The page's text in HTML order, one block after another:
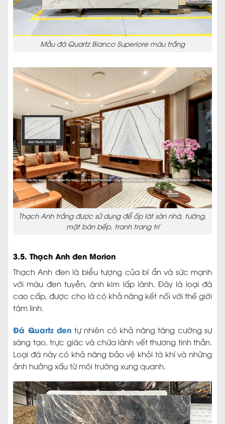
Mẫu đá Quartz Bianco Superiore màu trắng
Thạch Anh trắng được sử dụng để ốp lát sàn nhà, tường,
mặt bàn bếp, tranh trang trí
3.5. Thạch Anh đen Morion
Thạch Anh đen là biểu tượng của bí ẩn và sức mạnh
với màu đen tuyền, ánh kim lấp lánh. Đây là loại đá
cao cấp, được cho là có khả năng kết nối với thế giới
tâm linh.
Đá Quartz đen tự nhiên có khả năng tăng cường sự
sáng tạo, trực giác và chữa lành vết thương tinh thần.
Loại đá này có khả năng bảo vệ khỏi tà khí và những
ảnh hưởng xấu từ môi trường xung quanh.